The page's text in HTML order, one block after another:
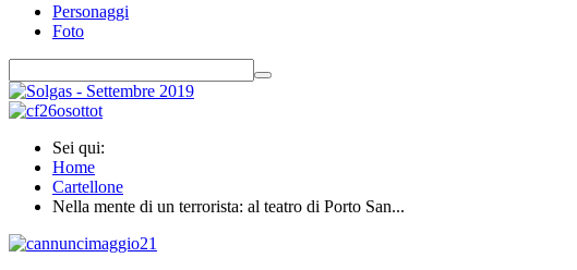
Personaggi
Foto
Sei qui:
Home
Cartellone
Nella mente di un terrorista: al teatro di Porto San...